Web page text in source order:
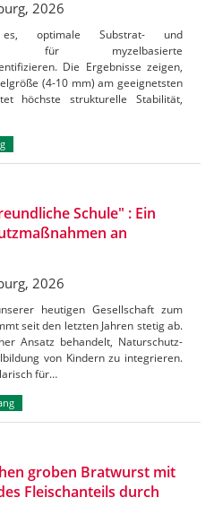
2026
optimale Substrat- und
für myzelbasierte
Die Ergebnisse zeigen,
(4-10 mm) am geeignetsten
höchste strukturelle Stabilität,
Schule" : Ein
an
2026
heutigen Gesellschaft zum
seit den letzten Jahren stetig ab.
Ansatz behandelt, Naturschutz-
von Kindern zu integrieren.
für…
groben Bratwurst mit
Fleischanteils durch